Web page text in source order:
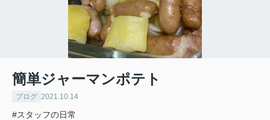
簡単ジャーマンポテト
ブログ 2021.10.14
#スタッフの日常